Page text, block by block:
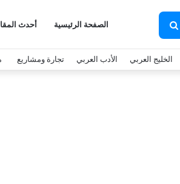
بحث
عن
الصفحة الرئيسية أحدث
الخليج العربي الأدب العربي تجارة ومشاريع